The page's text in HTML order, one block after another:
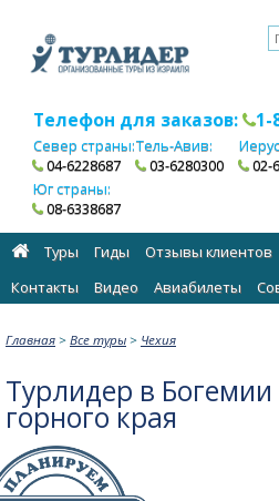
Телефон для заказов: 1-
Север страны:
04-6228687
Тель-Авив:
03-6280300
02-
Юг страны:
08-6338687
Туры Гиды Отзывы клиентов
Контакты
Видео Авиабилеты
Главная > Все туры > Чехия
Турлидер в
горного края